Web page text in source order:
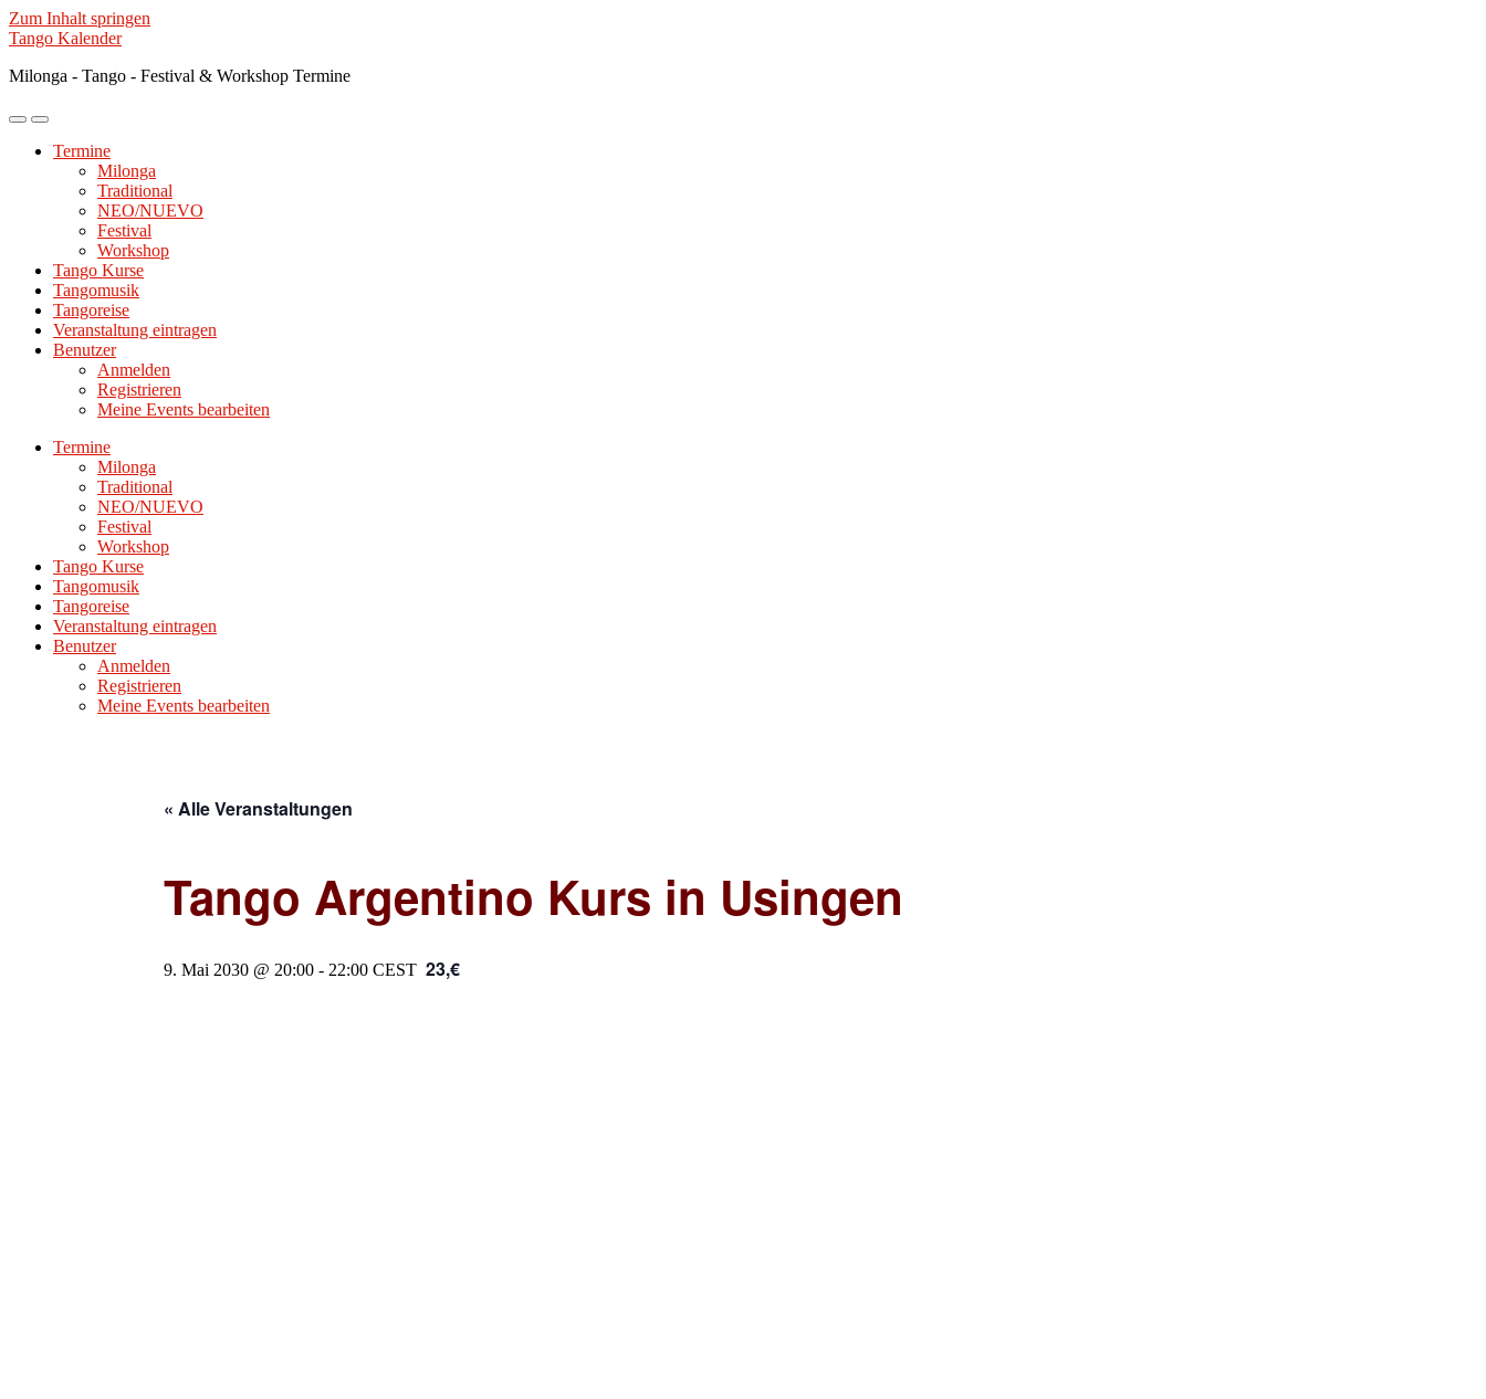
Zum Inhalt springen
Tango Kalender
Milonga - Tango - Festival & Workshop Termine
Mobile-
ein-/ausblenden
Suchfeld
ein-/ausblenden
Termine
Milonga
Traditional
NEO/NUEVO
Festival
Workshop
Tango Kurse
Tangomusik
Tangoreise
Veranstaltung eintragen
Benutzer
Anmelden
Registrieren
Meine Events bearbeiten
Termine
Milonga
Traditional
NEO/NUEVO
Festival
Workshop
Tango Kurse
Tangomusik
Tangoreise
Veranstaltung eintragen
Benutzer
Anmelden
Registrieren
Meine Events bearbeiten
« Alle Veranstaltungen
Tango Argentino Kurs in Usingen
9. Mai 2030 @ 20:00 - 22:00 CEST 23,€